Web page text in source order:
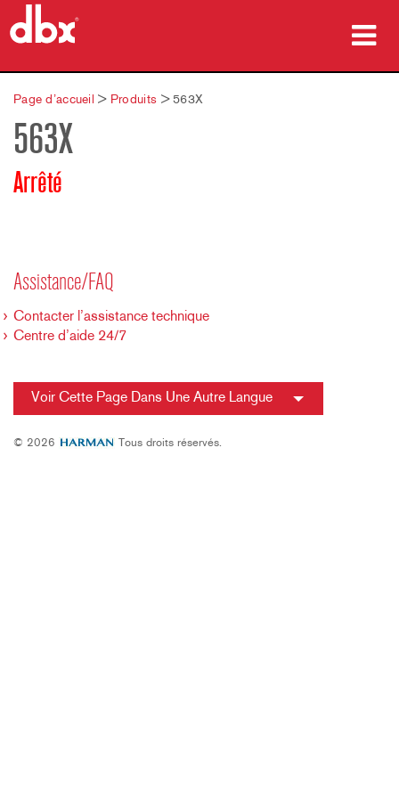
Produits
Études de cas
Où acheter
Page d’accueil > Produits >563X
563X
Arrêté
Assistance/FAQ
Contacter l’assistance technique
Centre d’aide 24/7
Voir Cette Page Dans Une Autre Langue
© 2026 Tous droits réservés.